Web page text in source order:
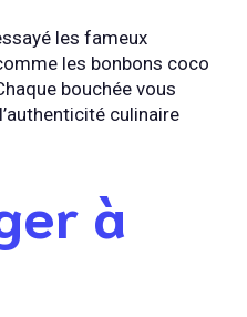
les fameux
les bonbons coco
bouchée vous
culinaire
à